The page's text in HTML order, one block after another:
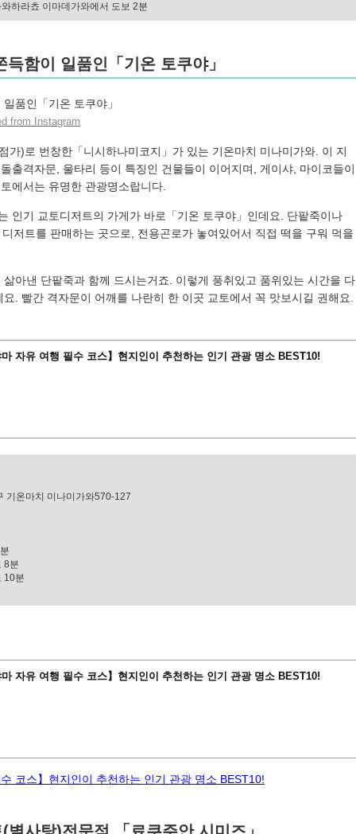
하라쵸 이마데가와에서 도보 2분
함이 일품인「기온 토쿠야」
from Instagram
가)로 번창한「니시하나미코지」가 있는 기온마치 미나미가와. 이 지
출격자문, 울타리 등이 특징인 건물들이 이어지며, 게이샤, 마이코들이
에서는 유명한 관광명소랍니다.
인기 교토디저트의 가게가 바로「기온 토쿠야」인데요. 단팥죽이나
저트를 판매하는 곳으로, 전용곤로가 놓여있어서 직접 떡을 구워 먹을
아낸 단팥죽과 함께 드시는거죠. 이렇게 풍취있고 품위있는 시간을 다
. 빨간 격자문이 어깨를 나란히 한 이곳 교토에서 꼭 맛보시길 권해요.
마 자유 여행 필수 코스】현지인이 추천하는 인기 관광 명소 BEST10!
기온마치 미나미가와570-127
8분
10분
마 자유 여행 필수 코스】현지인이 추천하는 인기 관광 명소 BEST10!
코스】현지인이 추천하는 인기 관광 명소 BEST10!